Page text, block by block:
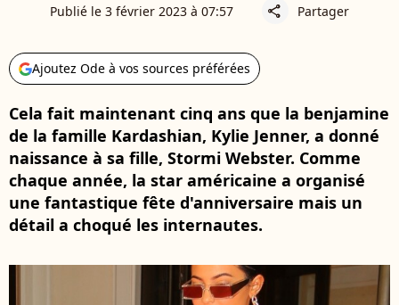
Publié le 3 février 2023 à 07:57 share Partager
Ajoutez Ode à vos sources préférées
Cela fait maintenant cinq ans que la benjamine
de la famille Kardashian, Kylie Jenner, a donné
naissance à sa fille, Stormi Webster. Comme
chaque année, la star américaine a organisé
une fantastique fête d'anniversaire mais un
détail a choqué les internautes.